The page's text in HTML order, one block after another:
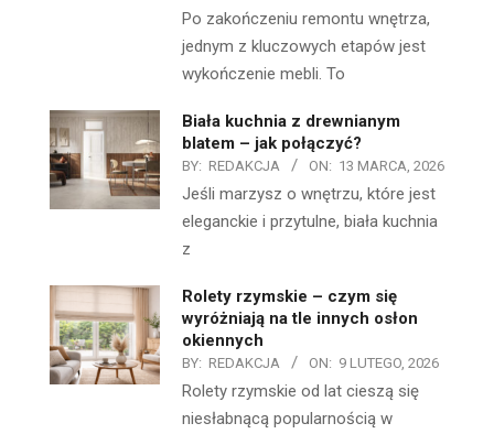
Po zakończeniu remontu wnętrza,
jednym z kluczowych etapów jest
wykończenie mebli. To
Biała kuchnia z drewnianym
blatem – jak połączyć?
BY: REDAKCJA ON: 13 MARCA, 2026
Jeśli marzysz o wnętrzu, które jest
eleganckie i przytulne, biała kuchnia
z
Rolety rzymskie – czym się
wyróżniają na tle innych osłon
okiennych
BY: REDAKCJA ON: 9 LUTEGO, 2026
Rolety rzymskie od lat cieszą się
niesłabnącą popularnością w